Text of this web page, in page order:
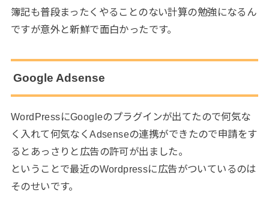
簿記も普段まったくやることのない計算の勉強になるん
ですが意外と新鮮で面白かったです。
Google Adsense
WordPressにGoogleのプラグインが出てたので何気な
く入れて何気なくAdsenseの連携ができたので申請をす
るとあっさりと広告の許可が出ました。
ということで最近のWordpressに広告がついているのは
そのせいです。